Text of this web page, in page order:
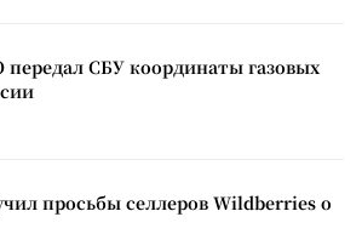
СБУ координаты газовых
просьбы селлеров Wildberries о